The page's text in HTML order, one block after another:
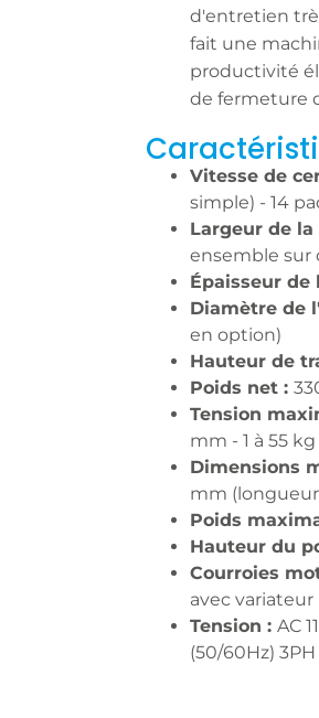
d'entretien
fait une
productivité
de fermeture
Vitesse de
simple) - 14
Largeur de la
ensemble sur
Épaisseur de
Diamètre de
en option)
Hauteur de
Poids net :
Tension
mm - 1 à 55
Dimensions
mm
Poids
Hauteur du
Courroies
avec variateur
Tension : AC
(50/60Hz) 3PH